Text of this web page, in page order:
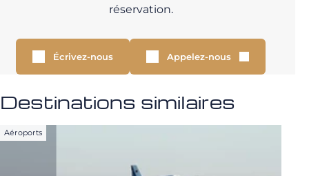
réservation.
Écrivez-nous Appelez-nous
Destinations similaires
Aéroports